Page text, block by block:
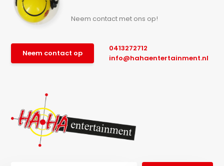
Neem contact met ons op!
Neem contact op
0413272712
info@hahaentertainment.nl